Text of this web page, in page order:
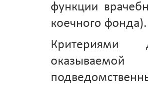
функции
коечного фонда).
Критериями